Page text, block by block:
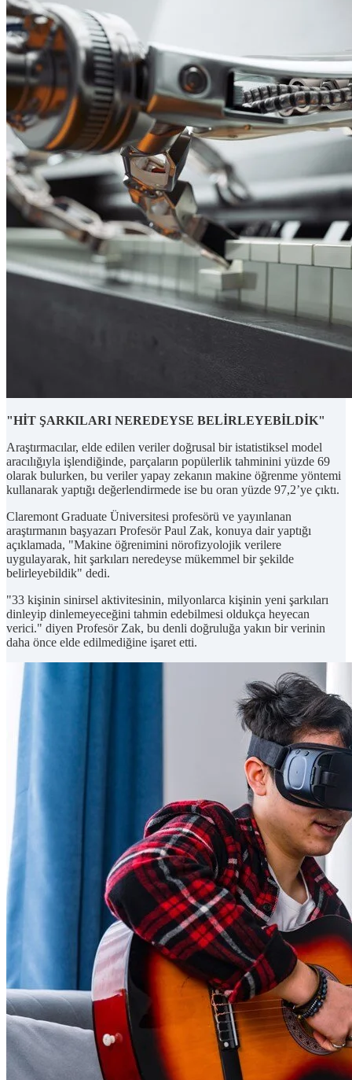
"HİT ŞARKILARI NEREDEYSE BELİRLEYEBİLDİK"
Araştırmacılar, elde edilen veriler doğrusal bir istatistiksel model
aracılığıyla işlendiğinde, parçaların popülerlik tahminini yüzde 69
olarak bulurken, bu veriler yapay zekanın makine öğrenme yöntemi
kullanarak yaptığı değerlendirmede ise bu oran yüzde 97,2’ye çıktı.
Claremont Graduate Üniversitesi profesörü ve yayınlanan
araştırmanın başyazarı Profesör Paul Zak, konuya dair yaptığı
açıklamada, "Makine öğrenimini nörofizyolojik verilere
uygulayarak, hit şarkıları neredeyse mükemmel bir şekilde
belirleyebildik" dedi.
"33 kişinin sinirsel aktivitesinin, milyonlarca kişinin yeni şarkıları
dinleyip dinlemeyeceğini tahmin edebilmesi oldukça heyecan
verici." diyen Profesör Zak, bu denli doğruluğa yakın bir verinin
daha önce elde edilmediğine işaret etti.